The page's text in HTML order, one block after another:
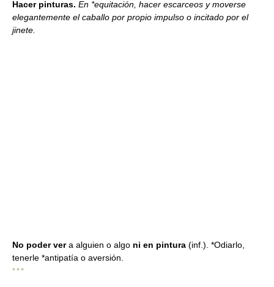
Hacer pinturas. En *equitación, hacer escarceos y moverse
elegantemente el caballo por propio impulso o incitado por el
jinete.
No poder vera alguien o algo ni en pintura (inf.). *Odiarlo,
tenerle *antipatía o aversión.
* * *